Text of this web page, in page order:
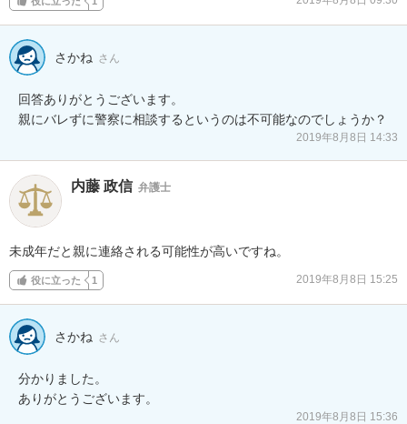
さかね さん
回答ありがとうございます。
親にバレずに警察に相談するというのは不可能なのでしょうか？
2019年8月8日 14:33
内藤 政信 弁護士
未成年だと親に連絡される可能性が高いですね。
役に立った 1 2019年8月8日 15:25
さかね さん
分かりました。
ありがとうございます。
2019年8月8日 15:36